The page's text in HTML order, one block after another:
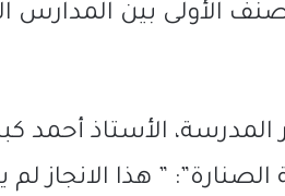
الأولى بين المدارس
المدرسة، الأستاذ أحمد
” هذا الانجاز